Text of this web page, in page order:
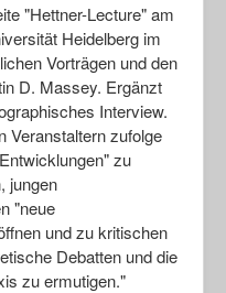
"Hettner-Lecture" am
Heidelberg im
Vorträgen und den
D. Massey. Ergänzt
Interview.
Veranstaltern zufolge
zu
jungen
"neue
und zu kritischen
Debatten und die
zu ermutigen."